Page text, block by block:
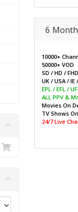
6
10000+
50000+ VOD
SD / HD /
UK / USA / IE
EPL / EFL /
ALL PPV &
Movies On
TV Shows
24/7 Live